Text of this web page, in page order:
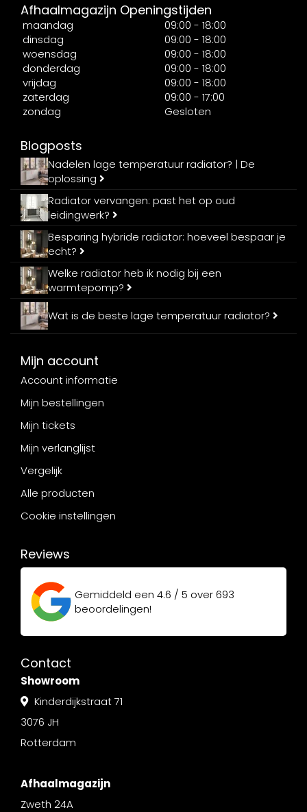
Afhaalmagazijn Openingstijden
maandag
09:00 - 18:00
dinsdag
09:00 - 18:00
woensdag
09:00 - 18:00
donderdag
09:00 - 18:00
vrijdag
09:00 - 18:00
zaterdag
09:00 - 17:00
zondag
Gesloten
Blogposts
Nadelen lage temperatuur radiator? | De
oplossing
Radiator vervangen: past het op oud
leidingwerk?
Besparing hybride radiator: hoeveel bespaar je
echt?
Welke radiator heb ik nodig bij een
warmtepomp?
Wat is de beste lage temperatuur radiator?
Mijn account
Account informatie
Mijn bestellingen
Mijn tickets
Mijn verlanglijst
Vergelijk
Alle producten
Cookie instellingen
Reviews
Gemiddeld een 4.6 / 5 over693
beoordelingen!
Contact
Showroom
Kinderdijkstraat 71
3076 JH
Rotterdam
Afhaalmagazijn
Zweth 24A